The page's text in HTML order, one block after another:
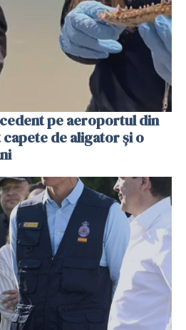
pe aeroportul din
de aligator și o